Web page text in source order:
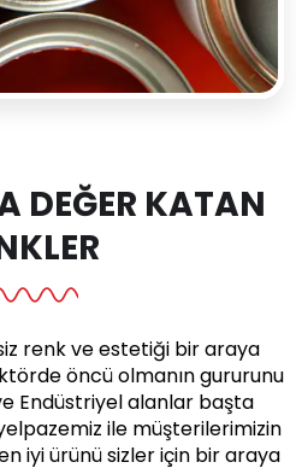
DEĞER KATAN
renk ve estetiği bir araya
öncü olmanın gururunu
Endüstriyel alanlar başta
ile müşterilerimizin
iyi ürünü sizler için bir araya